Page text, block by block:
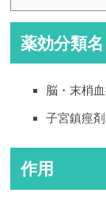
薬効分類名
脳・末梢
子宮鎮痙剤
作用